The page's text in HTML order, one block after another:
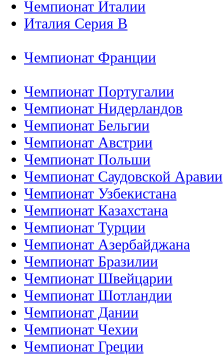
Чемпионат Италии
Италия Серия B
Чемпионат Франции
Чемпионат Португалии
Чемпионат Нидерландов
Чемпионат Бельгии
Чемпионат Австрии
Чемпионат Польши
Чемпионат Саудовской Аравии
Чемпионат Узбекистана
Чемпионат Казахстана
Чемпионат Турции
Чемпионат Азербайджана
Чемпионат Бразилии
Чемпионат Швейцарии
Чемпионат Шотландии
Чемпионат Дании
Чемпионат Чехии
Чемпионат Греции